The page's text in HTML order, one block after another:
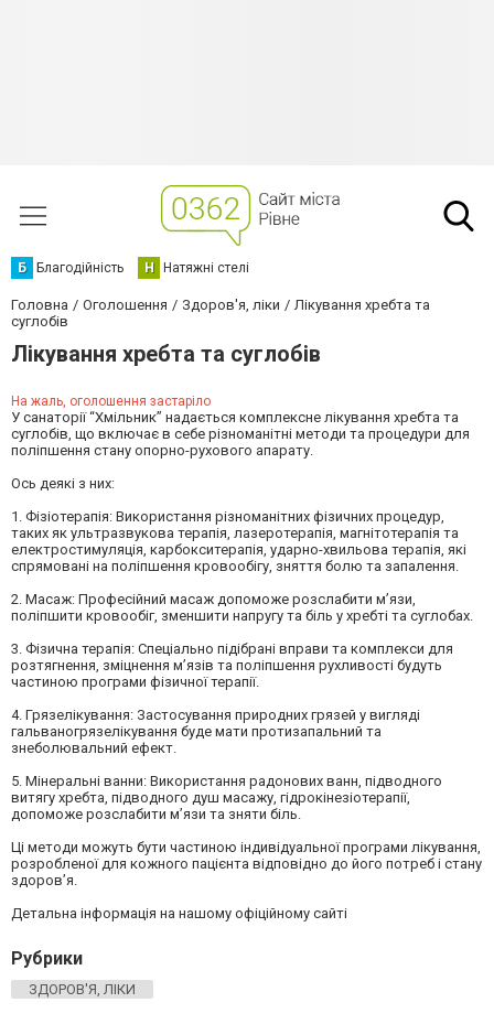
Б Благодійність Н Натяжні стелі
Головна Оголошення Здоров'я, ліки
Лікування хребта та
суглобів
Лікування хребта та суглобів
На жаль, оголошення застаріло
У санаторії “Хмільник” надається комплексне лікування хребта та
суглобів, що включає в себе різноманітні методи та процедури для
поліпшення стану опорно-рухового апарату.
Ось деякі з них:
1. Фізіотерапія: Використання різноманітних фізичних процедур,
таких як ультразвукова терапія, лазеротерапія, магнітотерапія та
електростимуляція, карбокситерапія, ударно-хвильова терапія, які
спрямовані на поліпшення кровообігу, зняття болю та запалення.
2. Масаж: Професійний масаж допоможе розслабити м’язи,
поліпшити кровообіг, зменшити напругу та біль у хребті та суглобах.
3. Фізична терапія: Спеціально підібрані вправи та комплекси для
розтягнення, зміцнення м’язів та поліпшення рухливості будуть
частиною програми фізичної терапії.
4. Грязелікування: Застосування природних грязей у вигляді
гальваногрязелікування буде мати протизапальний та
знеболювальний ефект.
5. Мінеральні ванни: Використання радонових ванн, підводного
витягу хребта, підводного душ масажу, гідрокінезіотерапії,
допоможе розслабити м’язи та зняти біль.
Ці методи можуть бути частиною індивідуальної програми лікування,
розробленої для кожного пацієнта відповідно до його потреб і стану
здоров’я.
Детальна інформація на нашому офіційному сайті
Рубрики
ЗДОРОВ'Я, ЛІКИ